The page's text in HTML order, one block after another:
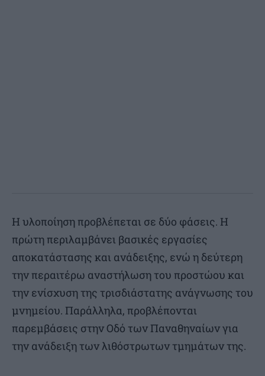
Η υλοποίηση προβλέπεται σε δύο φάσεις. Η
πρώτη περιλαμβάνει βασικές εργασίες
αποκατάστασης και ανάδειξης, ενώ η δεύτερη
την περαιτέρω αναστήλωση του προστώου και
την ενίσχυση της τρισδιάστατης ανάγνωσης του
μνημείου. Παράλληλα, προβλέπονται
παρεμβάσεις στην Οδό των Παναθηναίων για
την ανάδειξη των λιθόστρωτων τμημάτων της.